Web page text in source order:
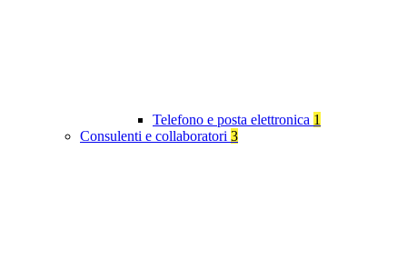
Telefono e posta elettronica 1
Consulenti e collaboratori 3